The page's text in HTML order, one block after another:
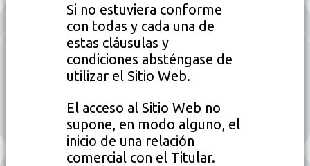
Si no estuviera conforme
con todas y cada una de
estas cláusulas y
condiciones absténgase de
utilizar el Sitio Web.
El acceso al Sitio Web no
supone, en modo alguno, el
inicio de una relación
comercial con el Titular.